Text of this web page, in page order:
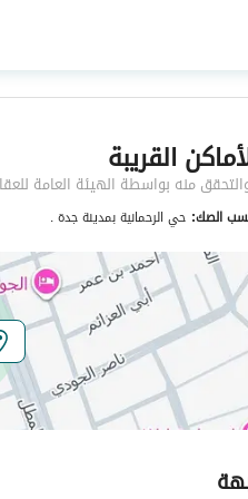
فلل
نعم
جديد
15
290 / ب / 1402
القريبة
منه بواسطة الهيئة العامة
الصك: حي الرحمانية بمدينة جدة .